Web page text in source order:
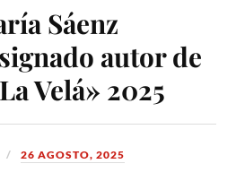
Sáenz
autor de
Velá» 2025
26 AGOSTO, 2025